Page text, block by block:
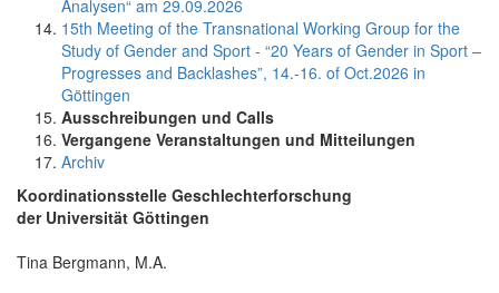
Analysen“ am 29.09.2026
15th Meeting of the Transnational Working Group for the
Study of Gender and Sport - “20 Years of Gender in Sport –
Progresses and Backlashes”, 14.-16. of Oct.2026 in
Göttingen
Ausschreibungen und Calls
Vergangene Veranstaltungen und Mitteilungen
Archiv
Koordinationsstelle Geschlechterforschung
der Universität Göttingen
Tina Bergmann, M.A.